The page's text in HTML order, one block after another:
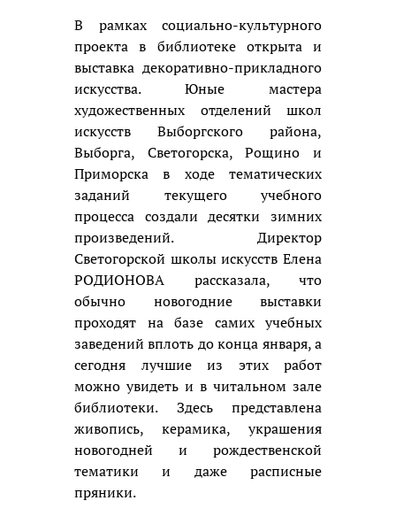
В рамках социально-культурного
проекта в библиотеке открыта и
выставка декоративно-прикладного
искусства. Юные мастера
художественных отделений школ
искусств Выборгского района,
Выборга, Светогорска, Рощино и
Приморска в ходе тематических
заданий текущего учебного
процесса создали десятки зимних
произведений. Директор
Светогорской школы искусств Елена
РОДИОНОВА рассказала, что
обычно новогодние выставки
проходят на базе самих учебных
заведений вплоть до конца января, а
сегодня лучшие из этих работ
можно увидеть и в читальном зале
библиотеки. Здесь представлена
живопись, керамика, украшения
новогодней и рождественской
тематики и даже расписные
пряники.